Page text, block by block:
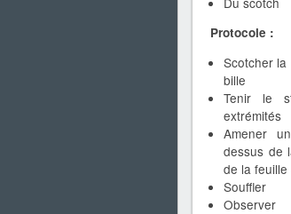
Protocole :
Scotcher
bille
Tenir le
extrémités
Amener
dessus de
de la
Souffler
Observer